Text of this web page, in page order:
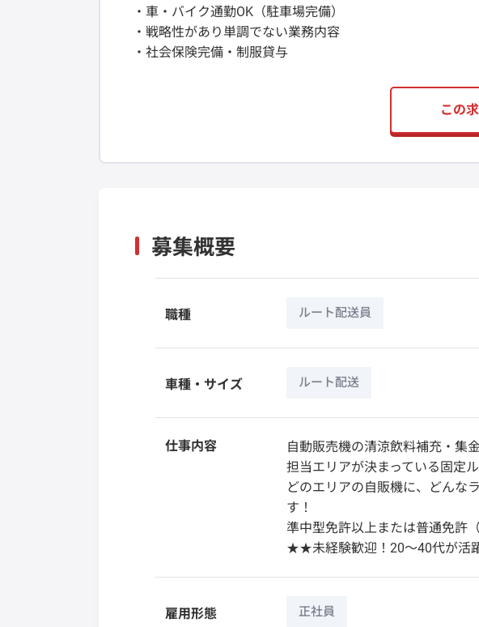
・車・バイク通勤OK（駐車場完備）
・戦略性があり単調でない業務内容
・社会保険完備・制服貸与
この
募集概要
職種 ルート配送員
車種・サイズ ルート配送
仕事内容
自動販売機の清涼飲料補充・集金
担当エリアが決まっている固定
どのエリアの自販機に、どんな
す！
準中型免許以上または普通免許
★★未経験歓迎！20～40代が
雇用形態 正社員